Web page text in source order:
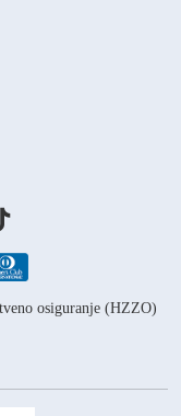
osiguranje (HZZO)